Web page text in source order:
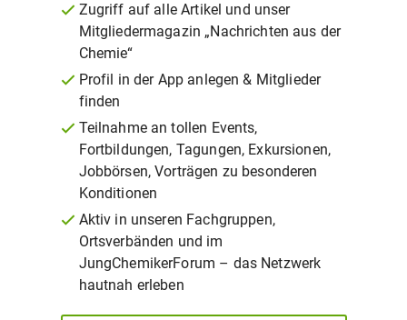
Zugriff auf alle Artikel und unser
Mitgliedermagazin „Nachrichten aus der
Chemie“
Profil in der App anlegen & Mitglieder
finden
Teilnahme an tollen Events,
Fortbildungen, Tagungen, Exkursionen,
Jobbörsen, Vorträgen zu besonderen
Konditionen
Aktiv in unseren Fachgruppen,
Ortsverbänden und im
JungChemikerForum – das Netzwerk
hautnah erleben